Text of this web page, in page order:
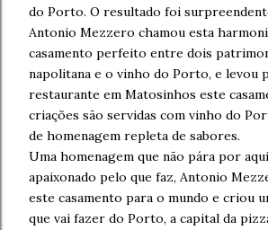
do Porto. O resultado foi
Antonio Mezzero chamou esta
casamento perfeito entre dois
napolitana e o vinho do Porto, e levou
restaurante em Matosinhos este
criações são servidas com vinho do
de homenagem repleta de sabores.
Uma homenagem que não pára por
apaixonado pelo que faz, Antonio
este casamento para o mundo e criou
que vai fazer do Porto, a capital da